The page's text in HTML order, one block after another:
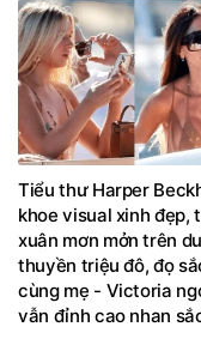
Tiểu thư Harper
khoe visual xinh đẹp,
xuân mơn mởn trên du
thuyền triệu đô, đọ
cùng mẹ - Victoria
vẫn đỉnh cao nhan